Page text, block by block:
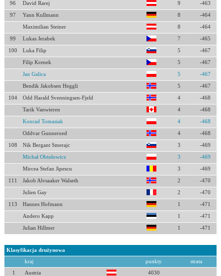
96 David Rarej 9 -463
97 Yann Kullmann 8 -464
Maximilian Steiner 8 -464
99 Lukas Jerabek 7 -465
100 Luka Filip 5 -467
Filip Krenek 5 -467
Jan Galica 5 -467
Bendik Jakobsen Heggli 5 -467
104 Odd Harald Svenningsen-Fjeld 4 -468
Tarik Vanwieren 4 -468
Konrad Tomasiak 4 -468
Oddvar Gunneroed 4 -468
108 Nik Bergant Smerajc 3 -469
Michał Obtułowicz 3 -469
Mircea Stefan Jipescu 3 -469
111 Jakob Alvsaaker Walseth 2 -470
Julien Gay 2 -470
113 Hannes Hofmann 1 -471
Andero Kapp 1 -471
Julian Hillmer 1 -471
Klasyfikacja drużynowa
kraj punkty strata
1 Austria 4030